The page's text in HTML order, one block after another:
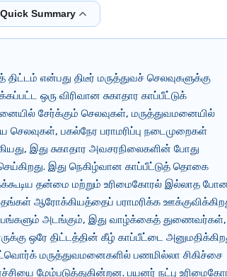
Summary
என்பது திடீர் மருத்துவச் செலவுகளுக்கு
ஒரு விரிவான சுகாதார காப்பீட்டுக்
சேர்க்கும் செலவுகள், மருத்துவமனையில்
செலவுகள், பகல்நேர பராமரிப்பு நடைமுறைகள்
இது சுகாதார அவசரநிலைகளின் போது
செய்கிறது. இது நெகிழ்வான காப்பீட்டுத் தொகை
தன்மை மற்றும் உரிமைகோரல் இல்லாத
தங்கள் ஆரோக்கியத்தைப் பராமரிக்க
அடங்கும், இது வாழ்க்கைத் துணைவர்கள்,
ஒரே திட்டத்தின் கீழ் காப்பீட்டை
மருத்துவமனைகளில் பணமில்லா சிகிச்சை
மேம்படுத்துகின்றன. பயனர் நட்பு